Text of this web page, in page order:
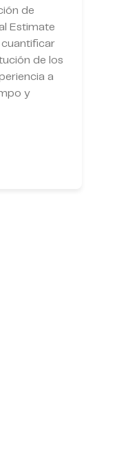
de
Estimate
cuantificar
de los
a
y